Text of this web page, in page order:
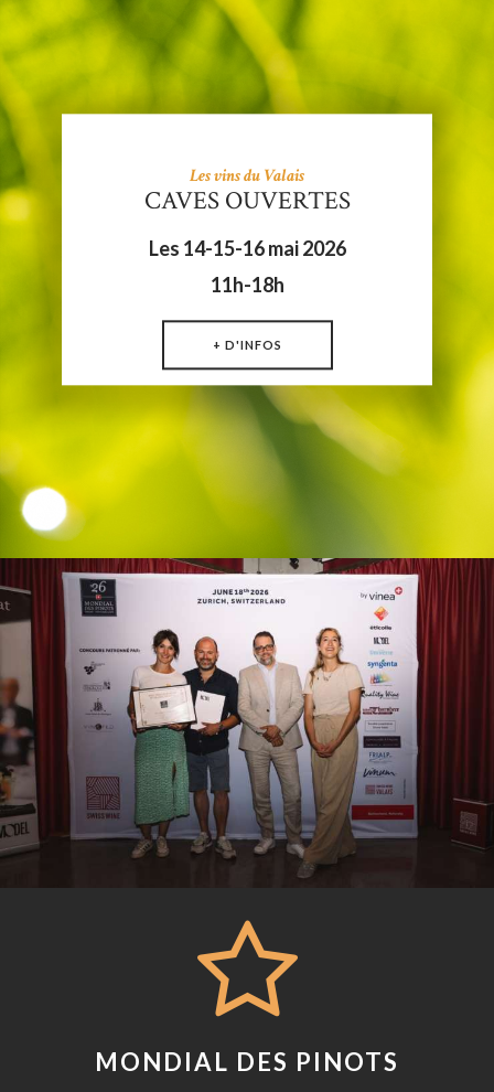
Les vins du Valais
CAVES OUVERTES
Les 14-15-16 mai 2026
11h-18h
+ D'INFOS
MONDIAL DES PINOTS